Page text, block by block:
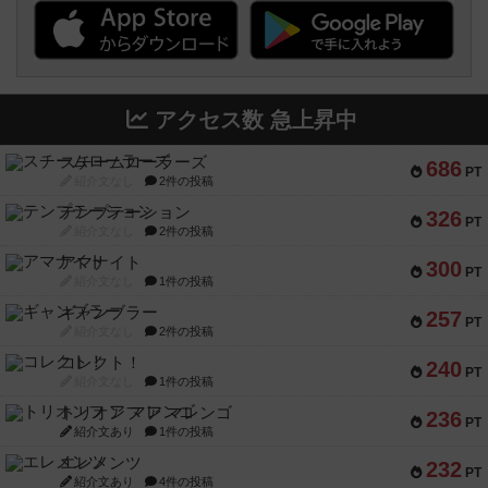
アクセス数 急上昇中
686 PT
スチームローラーズ
2件の投稿
326 PT
テンプテーション
2件の投稿
300 PT
アマナイト
1件の投稿
257 PT
ギャンブラー
2件の投稿
240 PT
コレクト！
1件の投稿
236 PT
トリオンフ ア マレンゴ
紹介文あり 1件の投稿
232 PT
エレメンツ
紹介文あり 4件の投稿